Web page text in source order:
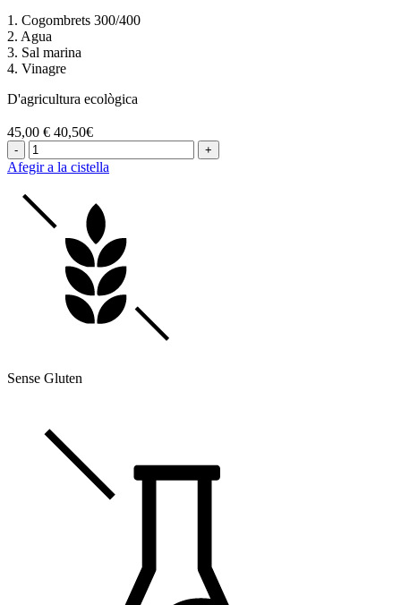
1. Cogombrets 300/400
2. Agua
3. Sal marina
4. Vinagre
D'agricultura ecològica
45,00 € 40,50€
- +
Afegir a la cistella
Sense Gluten